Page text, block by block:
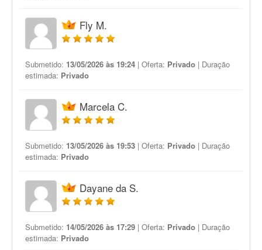
Fly M.
Submetido: 13/05/2026 às 19:24 | Oferta: Privado | Duração
estimada: Privado
Marcela C.
Submetido: 13/05/2026 às 19:53 | Oferta: Privado | Duração
estimada: Privado
Dayane da S.
Submetido: 14/05/2026 às 17:29 | Oferta: Privado | Duração
estimada: Privado